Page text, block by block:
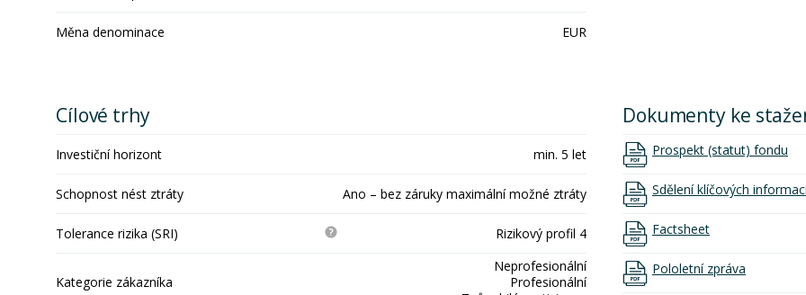
Měna denominace EUR
Cílové trhy
Investiční horizont min. 5 let
Schopnost nést ztráty Ano – bez záruky maximální možné ztráty
Tolerance rizika (SRI) Rizikový profil 4
Kategorie zákazníka
Neprofesionální
Profesionální
Dokumenty ke
Prospekt (statut) fondu
Sdělení klíčových
Factsheet
Pololetní zpráva